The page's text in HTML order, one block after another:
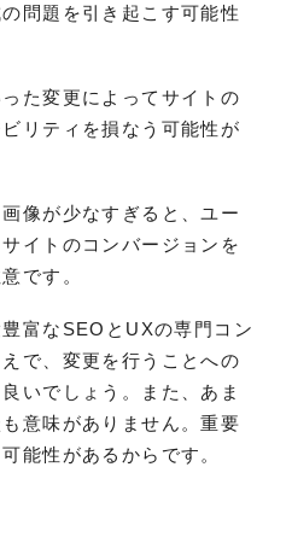
問題を引き起こす可能性
た変更によってサイトの
リティを損なう可能性が
像が少なすぎると、ユー
イトのコンバージョンを
です。
富なSEOとUXの専門コン
で、変更を行うことへの
いでしょう。また、あま
意味がありません。重要
能性があるからです。